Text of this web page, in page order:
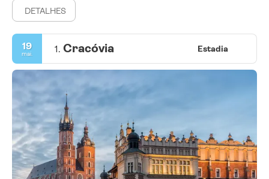
DETALHES
19
mai. 1. Cracóvia Estadia